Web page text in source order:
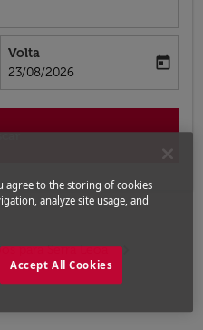
label
Volta
fc-booking-return-date-aria-label
23/08/2026
today
para Serra Leoa
agree to the storing of cookies
analyze site usage, and
Accept All Cookies